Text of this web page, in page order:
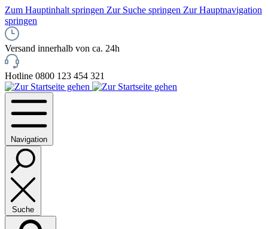
Zum Hauptinhalt springen Zur Suche springen Zur Hauptnavigation
springen
Versand innerhalb von ca. 24h
Hotline 0800 123 454 321
Navigation
Suche